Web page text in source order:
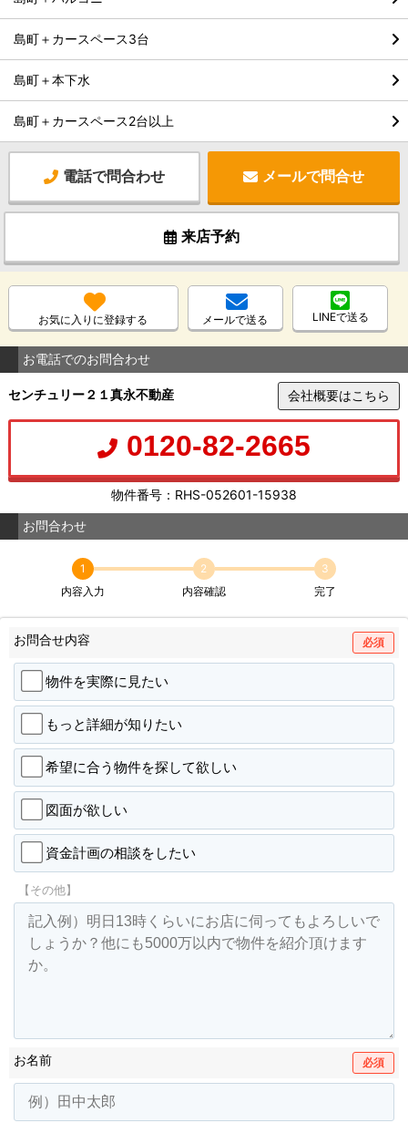
島町＋カースペース3台
島町＋本下水
島町＋カースペース2台以上
電話で問合わせ メールで問合せ
来店予約
お気に入りに登録する メールで送る LINEで送る
お電話でのお問合わせ
センチュリー２１真永不動産 会社概要はこちら
0120-82-2665
物件番号：RHS-052601-15938
お問合わせ
1
内容入力
2
内容確認
3
完了
お問合せ内容 必須
物件を実際に見たい
もっと詳細が知りたい
希望に合う物件を探して欲しい
図面が欲しい
資金計画の相談をしたい
【その他】
お名前 必須